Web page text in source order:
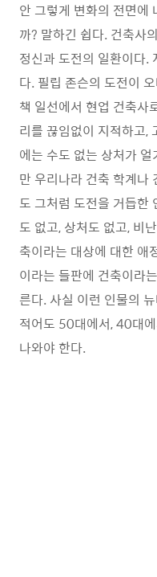
안 그렇게 변화의 전면에
까? 말하긴 쉽다. 건축사
정신과 도전의 일환이다.
다. 필립 존슨의 도전이
책 일선에서 현업 건축사
리를 끊임없이 지적하고,
에는 수도 없는 상처가
만 우리나라 건축 학계나
도 그처럼 도전을 거듭한
도 없고, 상처도 없고, 비
축이라는 대상에 대한 애
이라는 들판에 건축이라
른다. 사실 이런 인물의
적어도 50대에서, 40대
나와야 한다.